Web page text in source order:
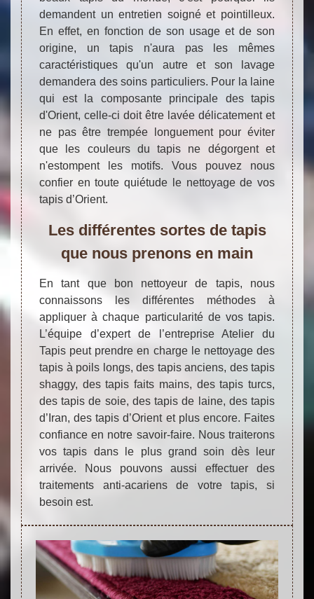
demandent un entretien soigné et pointilleux.
En effet, en fonction de son usage et de son
origine, un tapis n'aura pas les mêmes
caractéristiques qu'un autre et son lavage
demandera des soins particuliers. Pour la laine
qui est la composante principale des tapis
d'Orient, celle-ci doit être lavée délicatement et
ne pas être trempée longuement pour éviter
que les couleurs du tapis ne dégorgent et
n'estompent les motifs. Vous pouvez nous
confier en toute quiétude le nettoyage de vos
tapis d’Orient.
Les différentes sortes de tapis
que nous prenons en main
En tant que bon nettoyeur de tapis, nous
connaissons les différentes méthodes à
appliquer à chaque particularité de vos tapis.
L’équipe d’expert de l’entreprise Atelier du
Tapis peut prendre en charge le nettoyage des
tapis à poils longs, des tapis anciens, des tapis
shaggy, des tapis faits mains, des tapis turcs,
des tapis de soie, des tapis de laine, des tapis
d’Iran, des tapis d’Orient et plus encore. Faites
confiance en notre savoir-faire. Nous traiterons
vos tapis dans le plus grand soin dès leur
arrivée. Nous pouvons aussi effectuer des
traitements anti-acariens de votre tapis, si
besoin est.